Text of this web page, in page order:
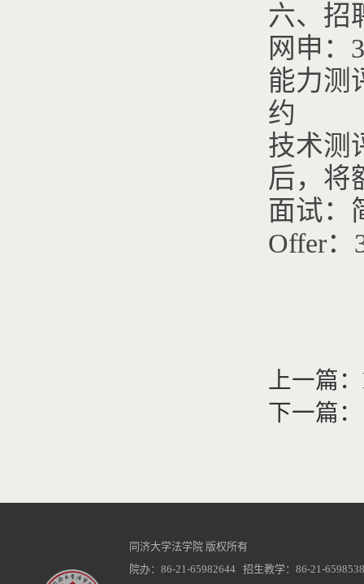
六、招
网申：
能力测
约
技术测
后，将
面试：
Offer：
上一篇
下一篇
同济大学法学院 版权所有
院办：86-21-65982644 招生教学：86-21-